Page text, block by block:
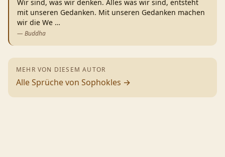
Wir sind, was wir denken. Alles was wir sind, entsteht
mit unseren Gedanken. Mit unseren Gedanken machen
wir die We …
— Buddha
MEHR VON DIESEM AUTOR
Alle Sprüche von Sophokles →